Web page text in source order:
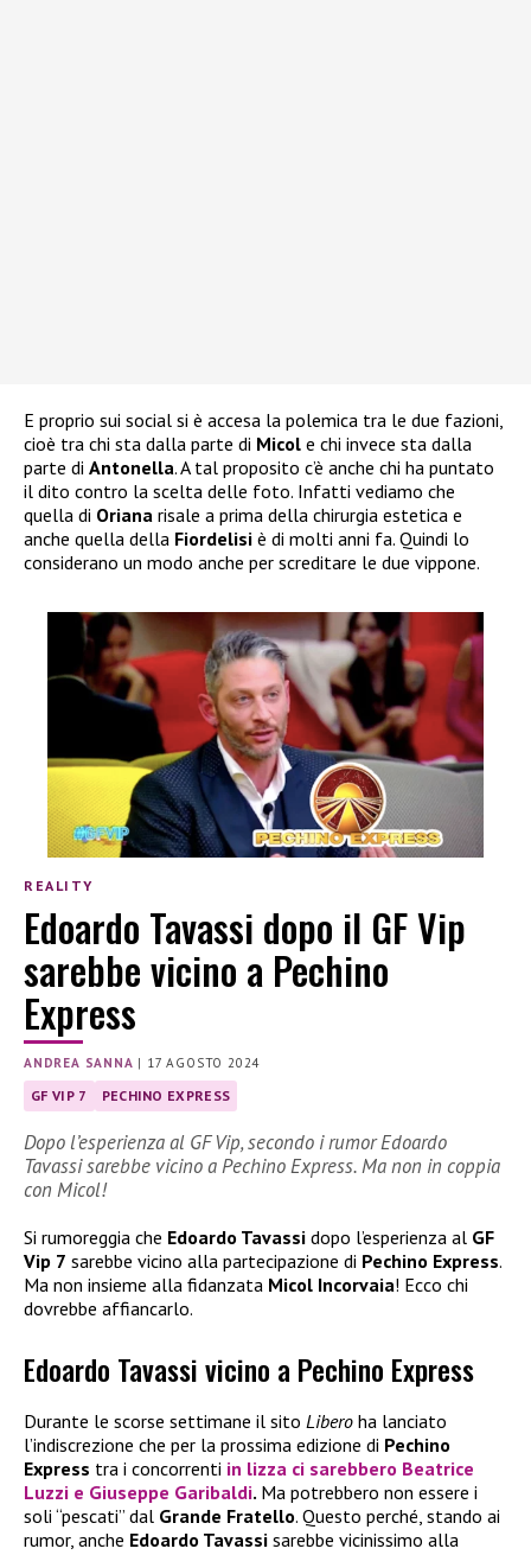
E proprio sui social si è accesa la polemica tra le due fazioni,
cioè tra chi sta dalla parte di Micol e chi invece sta dalla
parte di Antonella. A tal proposito c’è anche chi ha puntato
il dito contro la scelta delle foto. Infatti vediamo che
quella di Oriana risale a prima della chirurgia estetica e
anche quella della Fiordelisi è di molti anni fa. Quindi lo
considerano un modo anche per screditare le due vippone.
REALITY
Edoardo Tavassi dopo il GF Vip
sarebbe vicino a Pechino
Express
ANDREA SANNA | 17 AGOSTO 2024
GF VIP 7 PECHINO EXPRESS
Dopo l’esperienza al GF Vip, secondo i rumor Edoardo
Tavassi sarebbe vicino a Pechino Express. Ma non in coppia
con Micol!
Si rumoreggia che Edoardo Tavassi dopo l’esperienza al GF
Vip 7 sarebbe vicino alla partecipazione di Pechino Express.
Ma non insieme alla fidanzata Micol Incorvaia! Ecco chi
dovrebbe affiancarlo.
Edoardo Tavassi vicino a Pechino Express
Durante le scorse settimane il sito Libero ha lanciato
l’indiscrezione che per la prossima edizione di Pechino
Express tra i concorrenti in lizza ci sarebbero Beatrice
Luzzi e Giuseppe Garibaldi. Ma potrebbero non essere i
soli “pescati” dal Grande Fratello. Questo perché, stando ai
rumor, anche Edoardo Tavassi sarebbe vicinissimo alla